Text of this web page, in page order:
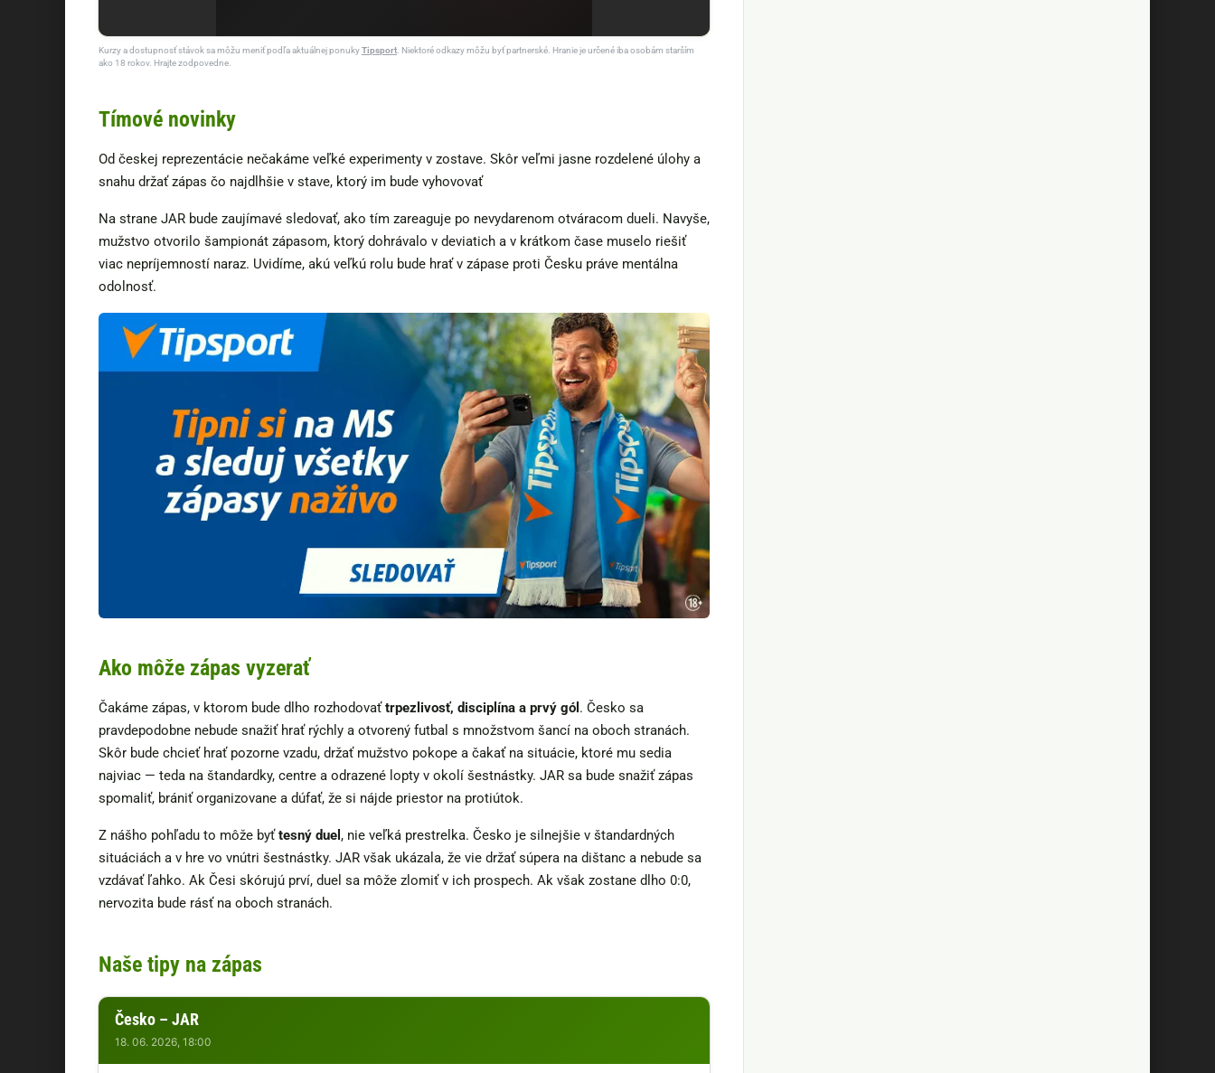
Kurzy a dostupnosť stávok sa môžu meniť podľa aktuálnej ponukyTipsport . Niektoré odkazy môžu byť partnerské. Hranie je určené iba osobám starším
ako 18 rokov. Hrajte zodpovedne.
Tímové novinky
Od českej reprezentácie nečakáme veľké experimenty v zostave. Skôr veľmi jasne rozdelené úlohy a
snahu držať zápas čo najdlhšie v stave, ktorý im bude vyhovovať
Na strane JAR bude zaujímavé sledovať, ako tím zareaguje po nevydarenom otváracom dueli. Navyše,
mužstvo otvorilo šampionát zápasom, ktorý dohrávalo v deviatich a v krátkom čase muselo riešiť
viac nepríjemností naraz. Uvidíme, akú veľkú rolu bude hrať v zápase proti Česku práve mentálna
odolnosť.
Ako môže zápas vyzerať
Čakáme zápas, v ktorom bude dlho rozhodovaťtrpezlivosť, disciplína a prvý gól . Česko sa
pravdepodobne nebude snažiť hrať rýchly a otvorený futbal s množstvom šancí na oboch stranách.
Skôr bude chcieť hrať pozorne vzadu, držať mužstvo pokope a čakať na situácie, ktoré mu sedia
najviac — teda na štandardky, centre a odrazené lopty v okolí šestnástky. JAR sa bude snažiť zápas
spomaliť, brániť organizovane a dúfať, že si nájde priestor na protiútok.
Z nášho pohľadu to môže byťtesný duel , nie veľká prestrelka. Česko je silnejšie v štandardných
situáciách a v hre vo vnútri šestnástky. JAR však ukázala, že vie držať súpera na dištanc a nebude sa
vzdávať ľahko. Ak Česi skórujú prví, duel sa môže zlomiť v ich prospech. Ak však zostane dlho 0:0,
nervozita bude rásť na oboch stranách.
Naše tipy na zápas
Česko – JAR
18. 06. 2026, 18:00